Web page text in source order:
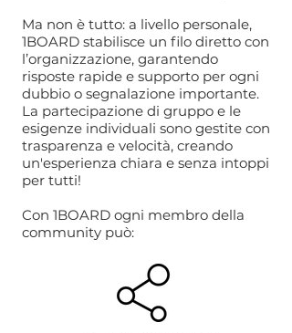
Ma non è tutto: a livello personale,
1BOARD stabilisce un filo diretto con
l’organizzazione, garantendo
risposte rapide e supporto per ogni
dubbio o segnalazione importante.
La partecipazione di gruppo e le
esigenze individuali sono gestite con
trasparenza e velocità, creando
un'esperienza chiara e senza intoppi
per tutti!
Con 1BOARD ogni membro della
community può: